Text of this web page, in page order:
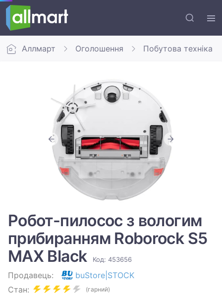
Аллмарт Оголошення Побутова техніка
Робот-пилосос з вологим
прибиранням Roborock S5
MAX Black
Код: 453656
Продавець:
buStore|STOCK
Стан:
(гарний)